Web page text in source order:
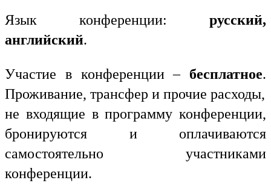
Язык конференции: русский,
английский.
Участие в конференции – бесплатное.
Проживание, трансфер и прочие расходы,
не входящие в программу конференции,
бронируются и оплачиваются
самостоятельно участниками
конференции.